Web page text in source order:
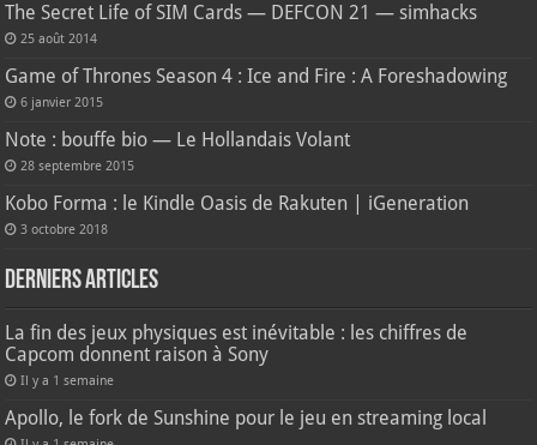
The Secret Life of SIM Cards — DEFCON 21 — simhacks
25 août 2014
Game of Thrones Season 4 : Ice and Fire : A Foreshadowing
6 janvier 2015
Note : bouffe bio — Le Hollandais Volant
28 septembre 2015
Kobo Forma : le Kindle Oasis de Rakuten | iGeneration
3 octobre 2018
Derniers articles
La fin des jeux physiques est inévitable : les chiffres de
Capcom donnent raison à Sony
Il y a 1 semaine
Apollo, le fork de Sunshine pour le jeu en streaming local